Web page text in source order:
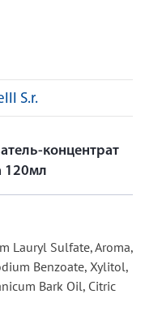
S.r.
концентрат
120мл
Lauryl Sulfate, Aroma,
Benzoate, Xylitol,
Bark Oil, Citric